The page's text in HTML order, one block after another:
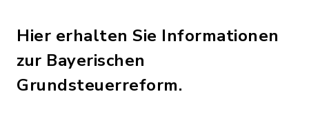
Hier erhalten Sie Informationen
zur Bayerischen
Grundsteuerreform.